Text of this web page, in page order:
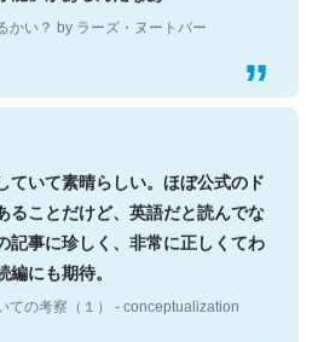
ていて素晴らしい。ほぼ公式のド
ることだけど、英語だと読んでな
記事に珍しく、非常に正しくてわ
編にも期待。